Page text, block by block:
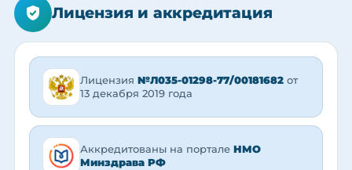
Лицензия и аккредитация
Лицензия №Л035-01298-77/00181682 от
13 декабря 2019 года
Аккредитованы на портале НМО
Минздрава РФ